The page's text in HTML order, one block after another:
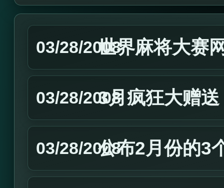
03/28/2008世界麻将大赛
03/28/20083月疯狂大赠送
03/28/2008公布2月份的3